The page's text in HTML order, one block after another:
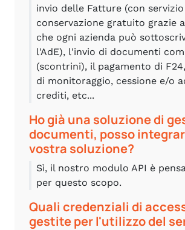
invio delle Fatture (con
conservazione gratuito grazie
che ogni azienda può
l'AdE), l'invio di documenti
(scontrini), il pagamento di
di monitoraggio, cessione e/o
crediti, etc...
Ho già una soluzione di
documenti, posso
vostra soluzione?
Sì, il nostro modulo API è
per questo scopo.
Quali credenziali di
gestite per l'utilizzo del